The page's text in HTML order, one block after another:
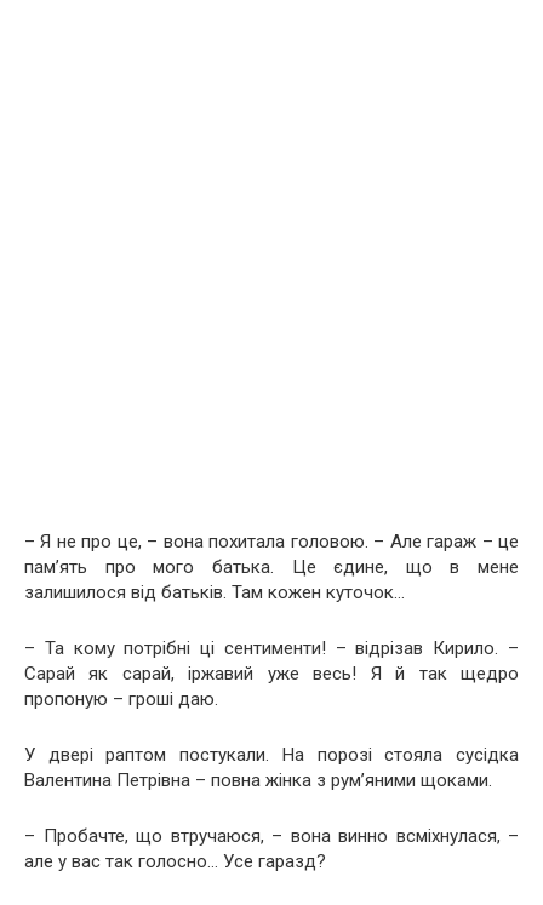
– Я не про це, – вона похитала головою. – Але гараж – це
пам’ять про мого батька. Це єдине, що в мене
залишилося від батьків. Там кожен куточок…
– Та кому потрібні ці сентименти! – відрізав Кирило. –
Сарай як сарай, іржавий уже весь! Я й так щедро
пропоную – гроші даю.
У двері раптом постукали. На порозі стояла сусідка
Валентина Петрівна – повна жінка з рум’яними щоками.
– Пробачте, що втручаюся, – вона винно всміхнулася, –
але у вас так голосно… Усе гаразд?